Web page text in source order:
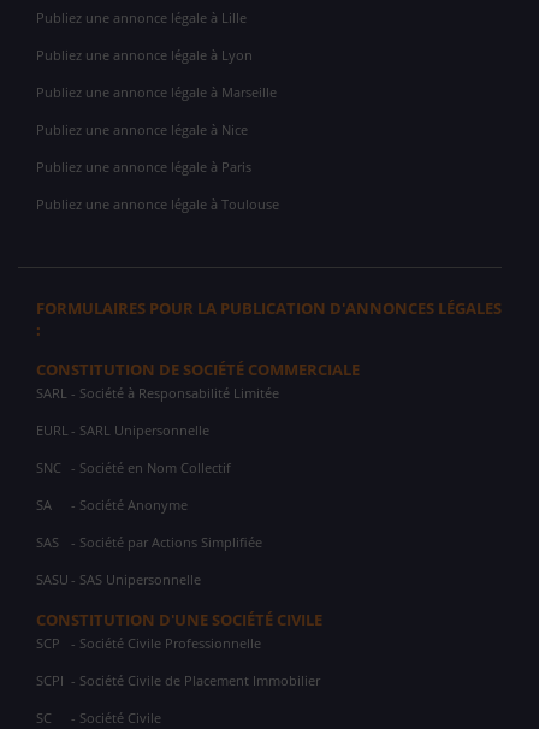
Publiez une annonce légale à Lille
Publiez une annonce légale à Lyon
Publiez une annonce légale à Marseille
Publiez une annonce légale à Nice
Publiez une annonce légale à Paris
Publiez une annonce légale à Toulouse
FORMULAIRES POUR LA PUBLICATION D'ANNONCES LÉGALES
:
CONSTITUTION DE SOCIÉTÉ COMMERCIALE
SARL - Société à Responsabilité Limitée
EURL - SARL Unipersonnelle
SNC - Société en Nom Collectif
SA - Société Anonyme
SAS - Société par Actions Simplifiée
SASU - SAS Unipersonnelle
CONSTITUTION D'UNE SOCIÉTÉ CIVILE
SCP - Société Civile Professionnelle
SCPI - Société Civile de Placement Immobilier
SC - Société Civile